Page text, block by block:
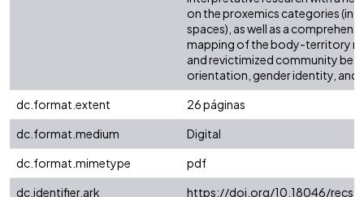
on the proxemics categories
spaces), as well as a
mapping of the body-territory
and revictimized community
orientation, gender identity, and
dc.format.extent
26 páginas
dc.format.medium
Digital
dc.format.mimetype
pdf
dc.identifier.ark
https://doi.org/10.18046/